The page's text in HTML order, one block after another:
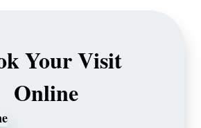
Your Visit
Online